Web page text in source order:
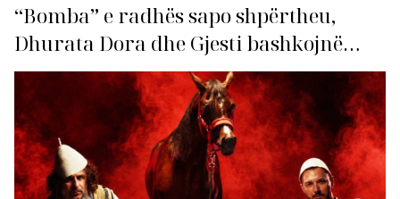
“Bomba” e radhës sapo shpërtheu,
Dhurata Dora dhe Gjesti bashkojnë
fuqitë me “Gasolina”!